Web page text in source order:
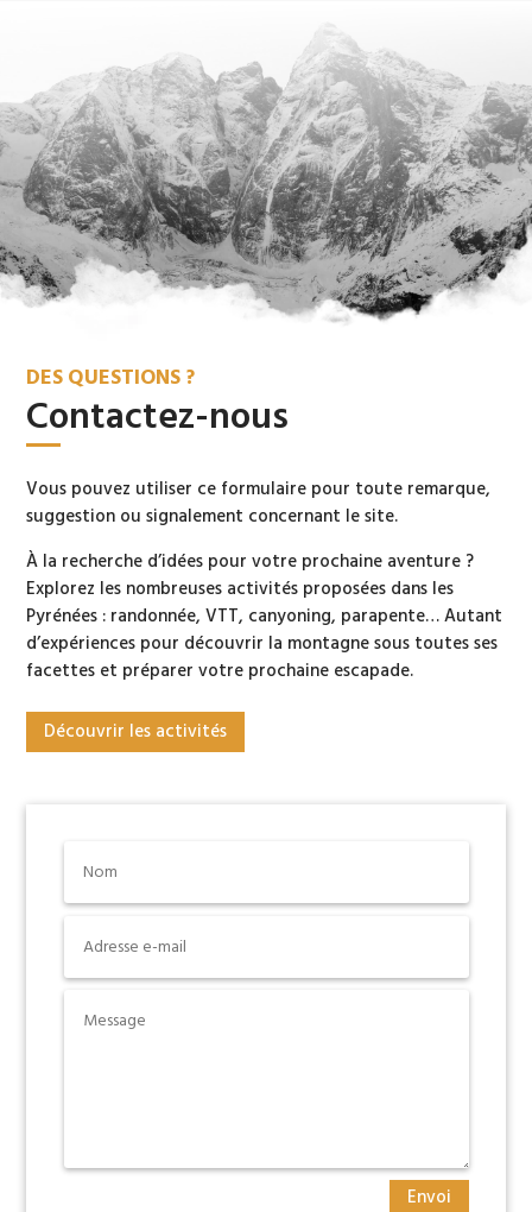
DES QUESTIONS ?
Contactez-nous
Vous pouvez utiliser ce formulaire pour toute remarque,
suggestion ou signalement concernant le site.
À la recherche d’idées pour votre prochaine aventure ?
Explorez les nombreuses activités proposées dans les
Pyrénées : randonnée, VTT, canyoning, parapente… Autant
d’expériences pour découvrir la montagne sous toutes ses
facettes et préparer votre prochaine escapade.
Découvrir les activités
Envoi